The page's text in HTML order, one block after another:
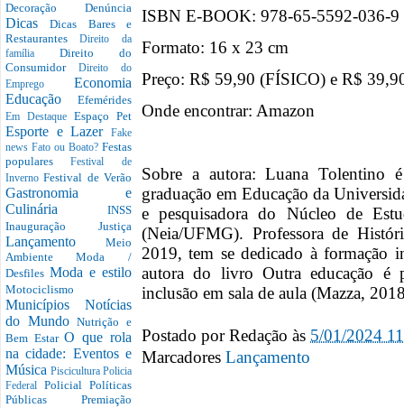
Decoração Denúncia
DicasDicas Bares e
RestaurantesDireito da
família Direito do
Consumidor Direito do
Emprego Economia
Educação Efemérides
Em Destaque Espaço Pet
Esporte e Lazer
Fake
news Fato ou Boato? Festas
popularesFestival de
InvernoFestival de Verão
Gastronomia e
Culinária INSS
Inauguração Justiça
Lançamento Meio
AmbienteModa /
Desfiles Moda e estilo
Motociclismo
Municípios Notícias
do MundoNutrição e
Bem EstarO que rola
na cidade: Eventos e
Música Piscicultura Policia
Federal Policial Políticas
Públicas Premiação
ISBN E-BOOK: 978-65-5592-036-9
Formato:‎ 16 x 23 cm
Preço: R$ 59,90 (FÍSICO) e R$
Onde encontrar: Amazon
Sobre a autora: Luana Tolentino
graduação em Educação da
e pesquisadora do Núcleo de
(Neia/UFMG). Professora de
2019, tem se dedicado à formação
autora do livro Outra educação é
inclusão em sala de aula (Mazza,
Postado porRedação às 5/01/2024
Marcadores Lançamento